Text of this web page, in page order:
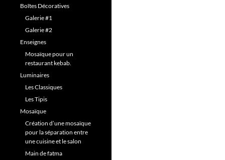
Boîtes Décoratives
Galerie #1
Galerie #2
Enseignes
Mosaïque pour un
restaurant kebab.
Luminaires
Les Classiques
Les Tipis
Mosaïque
Création d’une mosaïque
pour la séparation entre
une cuisine et le salon
Main de fatma